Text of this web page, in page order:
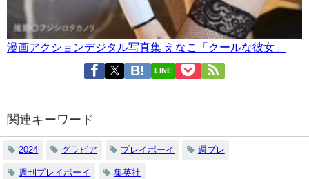
漫画アクションデジタル写真集 えなこ「クールな彼女」
LINE
関連キーワード
2024 グラビア プレイボーイ 週プレ
週刊プレイボーイ 集英社